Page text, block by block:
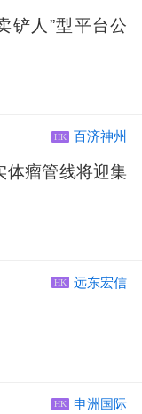
铲人”型平台公
HK 百济神州
体瘤管线将迎集
HK 远东宏信
HK 申洲国际